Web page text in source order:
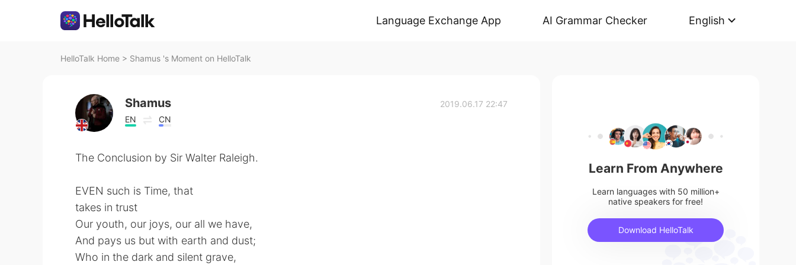
Language Exchange App AI Grammar Checker English
HelloTalk Home > Shamus 's Moment on HelloTalk
Shamus
EN CN
2019.06.17 22:47
The Conclusion by Sir Walter Raleigh.
EVEN such is Time, that
takes in trust
Our youth, our joys, our all we have,
And pays us but with earth and dust;
Who in the dark and silent grave,
Learn From Anywhere
Learn languages with 50 million+
native speakers for free!
Download HelloTalk